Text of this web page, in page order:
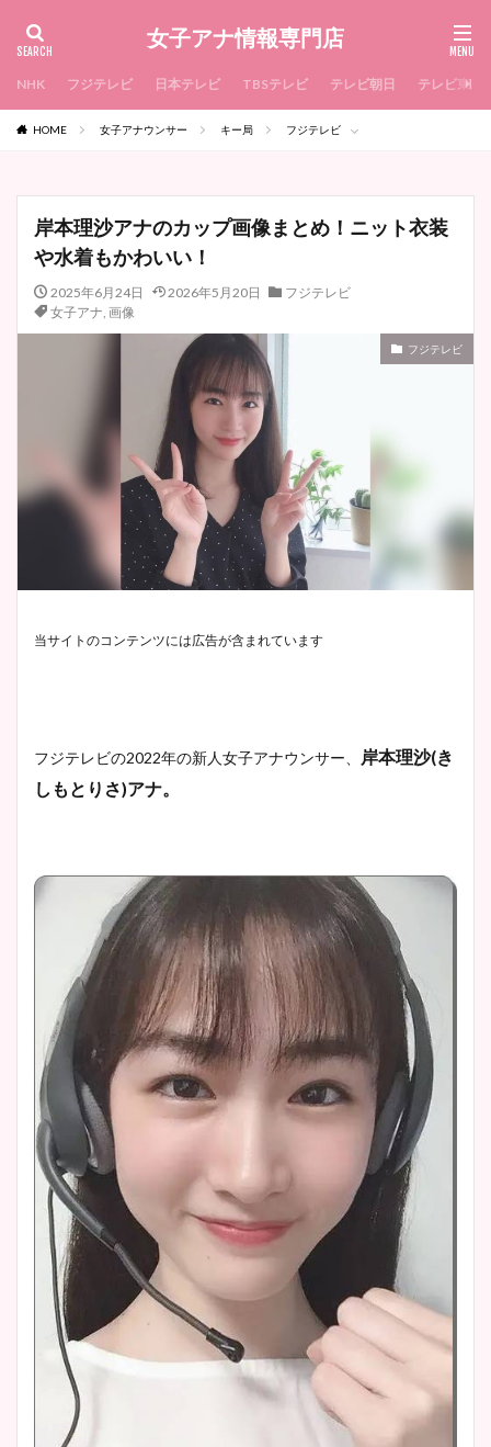
女子アナ情報専門店
NHK フジテレビ 日本テレビ TBSテレビ テレビ朝日 テレビ東京
HOME 女子アナウンサー キー局 フジテレビ
岸本理沙アナのカップ画像まとめ！ニット衣装
や水着もかわいい！
2025年6月24日 2026年5月20日
フジテレビ
女子アナ, 画像
フジテレビ
当サイトのコンテンツには広告が含まれています
フジテレビの2022年の新人女子アナウンサー、
岸本理沙(き
しもとりさ)アナ。